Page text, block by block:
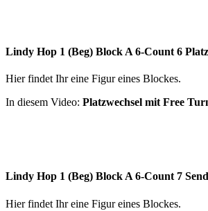
Lindy Hop 1 (Beg) Block A 6-Count 6
Hier findet Ihr eine Figur eines Blockes.
In diesem Video: Platzwechsel mit Free
Lindy Hop 1 (Beg) Block A 6-Count 7
Hier findet Ihr eine Figur eines Blockes.